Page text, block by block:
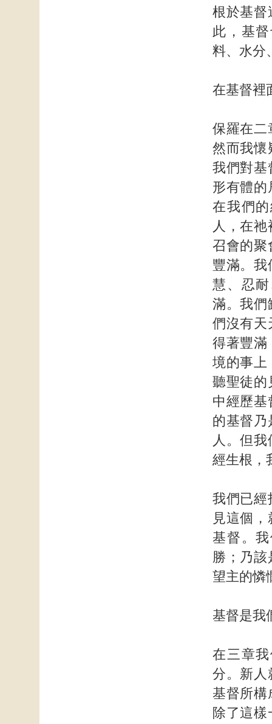
根於基督
此，基
料、水分
在基督裡
保羅在二
然而我懷
我們對基
形有體的
在我們
人，在
召會的聚
豐滿。我
慧、忍
滿。我們
們沒有天
得著豐滿
境的事上
聽聖徒的
中經歷基
的基督乃
人。但
經生根，
我們已經
見這個
基督。
勝；乃
望主的憐
基督是我
在三章
分。新人
基督所構
除了這